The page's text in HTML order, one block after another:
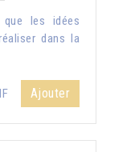
les idées
dans la
Ajouter